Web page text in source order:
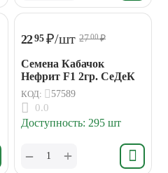
2295 ₽/шт 2700₽
Семена Кабачок
Нефрит F1 2гр. СеДеК
КОД: 57589
0.0
Доступность: 295 шт
+
−